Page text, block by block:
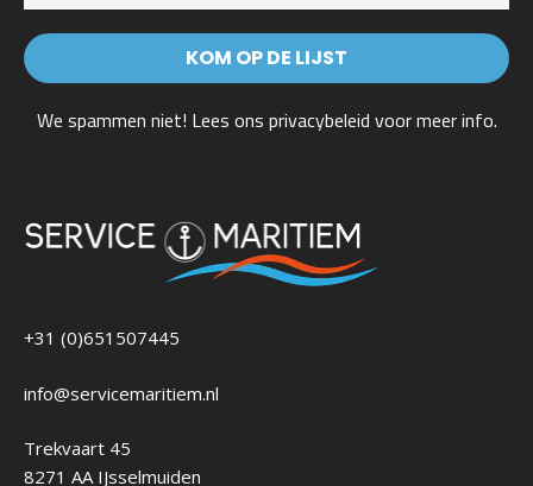
We spammen niet! Lees ons privacybeleid voor meer info.
+31 (0)651507445
info@servicemaritiem.nl
Trekvaart 45
8271 AA IJsselmuiden